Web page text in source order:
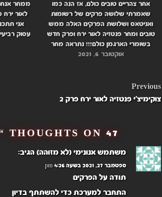
אחר צהריים טובים כולם, אז הנה כמו
שאמרתי שלושה פרקים של רשומות
ואניטאס ושלושת הפרקים האלה ממש
טובים ומחר פנטזיה לאור ירח ופרק חדש
בשומרי הארגמן כולם!!! נתראה מחר
אוקטובר 6, 2021
ממחר
אני
עסוק
POST
Previous
צוקימיצ'י פנטזיה לאור ירח פרק 2
47 THOUGHTS ON “
משתמש אנונימי (לא מזוהה) הגיב:
ספטמבר 27, 2021 בשעה 4:26 pm
תודה על הפרקים
התחבר למערכת כדי להשתתף בדיון